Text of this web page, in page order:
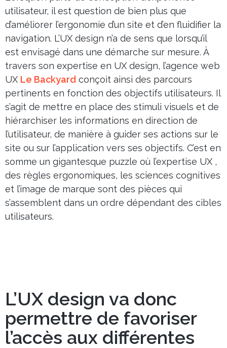
utilisateur, il est question de bien plus que
d’améliorer l’ergonomie d’un site et d’en fluidifier la
navigation. L’UX design n’a de sens que lorsqu’il
est envisagé dans une démarche sur mesure. À
travers son expertise en UX design, l’agence web
UX Le Backyard conçoit ainsi des parcours
pertinents en fonction des objectifs utilisateurs. Il
s’agit de mettre en place des stimuli visuels et de
hiérarchiser les informations en direction de
l’utilisateur, de manière à guider ses actions sur le
site ou sur l’application vers ses objectifs. C’est en
somme un gigantesque puzzle où l’expertise UX ,
des règles ergonomiques, les sciences cognitives
et l’image de marque sont des pièces qui
s’assemblent dans un ordre dépendant des cibles
utilisateurs.
L’UX design va donc
permettre de favoriser
l’accès aux différentes